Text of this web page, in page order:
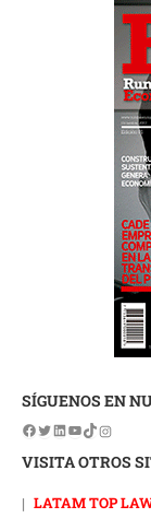
SÍGUENOS EN
VISITA OTROS
| LATAM TOP